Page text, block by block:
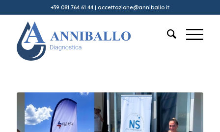
+39 081 764 61 44| accettazione@anniballo.it